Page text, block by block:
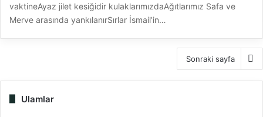
vaktineAyaz jilet kesiğidir kulaklarımızdaAğıtlarımız Safa ve
Merve arasında yankılanırSırlar İsmail’in…
Sonraki sayfa
Ulamlar